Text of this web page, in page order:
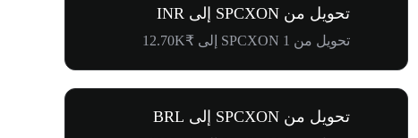
تحويل من SPCXON إلى INR
تحويل من 1 SPCXON إلى ₹12.70K
تحويل من SPCXON إلى BRL